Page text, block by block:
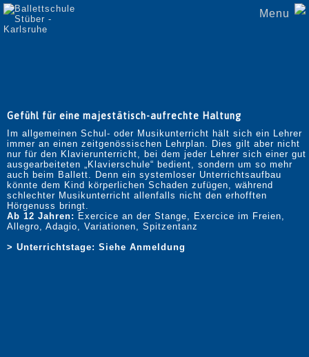
Ballettkurse
Warum
Ballett
II,
Mittelstufe
Oberstufe
Hobbyklasse
Ballettaufführung
Aufführung
1
Aufführung
2
Aufführung
3
Menu
Gefühl für eine majestätisch-aufrechte Haltung
Im allgemeinen Schul- oder Musikunterricht hält sich ein Lehrer
immer an einen zeitgenössischen Lehrplan. Dies gilt aber nicht
nur für den Klavierunterricht, bei dem jeder Lehrer sich einer gut
ausgearbeiteten „Klavierschule“ bedient, sondern um so mehr
auch beim Ballett. Denn ein systemloser Unterrichtsaufbau
könnte dem Kind körperlichen Schaden zufügen, während
schlechter Musikunterricht allenfalls nicht den erhofften
Hörgenuss bringt.
Ab 12 Jahren: Exercice an der Stange, Exercice im Freien,
Allegro, Adagio, Variationen, Spitzentanz
> Unterrichtstage: Siehe Anmeldung